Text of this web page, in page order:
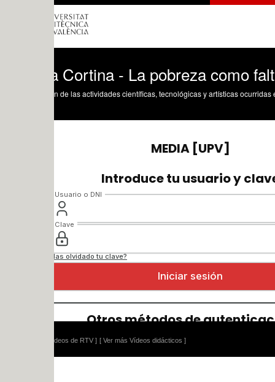
Cortina - La pobreza como falta de
de las actividades científicas, tecnológicas y artísticas ocurridas en los tres
[ Ver más Vídeos didácticos ]